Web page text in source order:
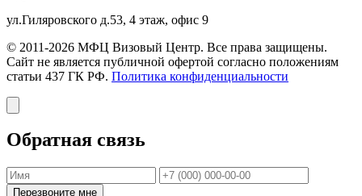
ул.Гиляровского д.53, 4 этаж, офис 9
© 2011-2026 МФЦ Визовый Центр. Все права защищены.
Сайт не является публичной офертой согласно положениям
статьи 437 ГК РФ. Политика конфиденциальности
Обратная связь
Перезвоните мне